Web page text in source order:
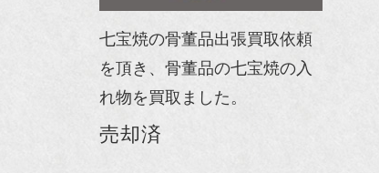
七宝焼の骨董品出張買取依頼
を頂き、骨董品の七宝焼の入
れ物を買取ました。
売却済